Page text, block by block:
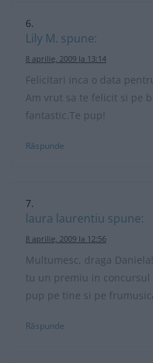
Lily M. spune:
8 aprilie, 2009 la 13:14
Felicitari inca o data
Am vrut sa te felicit si pe
fantastic.Te pup!
Răspunde
laura laurentiu spune:
8 aprilie, 2009 la 12:56
Multumesc, draga
tu un premiu in concursul
pup pe tine si pe
Răspunde